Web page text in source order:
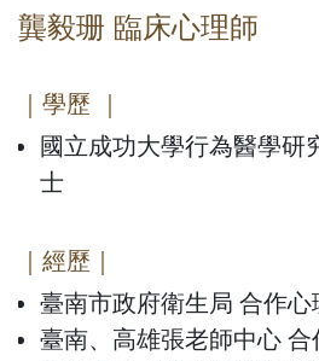
龔毅珊 臨床心理師
｜學歷 ｜
國立成功大學行為醫學研
士
｜經歷｜
臺南市政府衛生局 合作心
臺南、高雄張老師中心 合